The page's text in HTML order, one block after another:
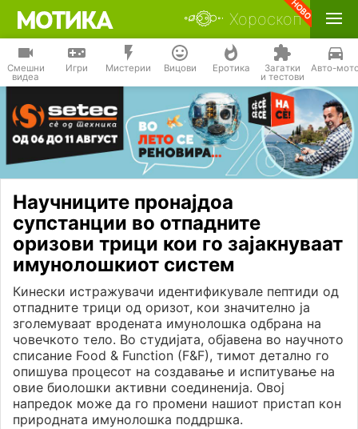
Хороскоп
Смешни
видеа
Игри Мистерии Вицови Еротика Загатки
и тестови
Авто-
Научниците пронајдоа
супстанции во отпадните
оризови трици кои го зајакнуваат
имунолошкиот систем
Кинески истражувачи идентификувале пептиди од
отпадните трици од оризот, кои значително ја
зголемуваат вродената имунолошка одбрана на
човечкото тело. Во студијата, објавена во научното
списание Food & Function (F&F), тимот детално го
опишува процесот на создавање и испитување на
овие биолошки активни соединенија. Овој
напредок може да го промени нашиот пристап кон
природната имунолошка поддршка.